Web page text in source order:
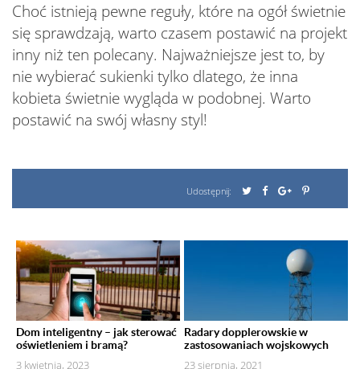
Choć istnieją pewne reguły, które na ogół świetnie
się sprawdzają, warto czasem postawić na projekt
inny niż ten polecany. Najważniejsze jest to, by
nie wybierać sukienki tylko dlatego, że inna
kobieta świetnie wygląda w podobnej. Warto
postawić na swój własny styl!
Udostępnij:
Dom inteligentny – jak sterować
oświetleniem i bramą?
3 kwietnia, 2023
Radary dopplerowskie w
zastosowaniach wojskowych
23 sierpnia, 2021